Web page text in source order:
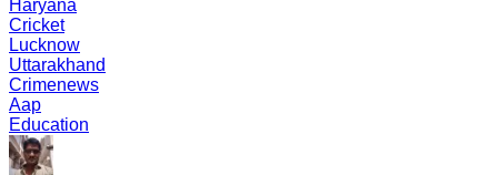
Haryana
Cricket
Lucknow
Uttarakhand
Crimenews
Aap
Education